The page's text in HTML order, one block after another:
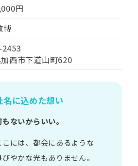
円
博
2453
西市下道山町620
名に込めた想い
もないからいい。
には、​都会に​あるような​
びやかな​光も​ありません。​